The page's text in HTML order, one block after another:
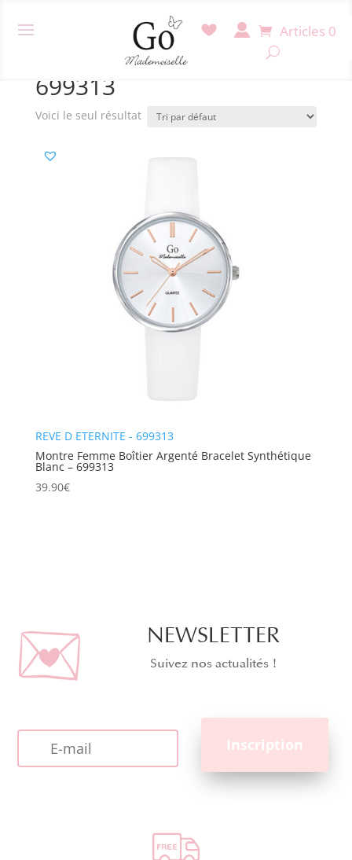
Articles 0
/ Produit Référence / 699313
699313
Voici le seul résultat
REVE D ETERNITE - 699313
Montre Femme Boîtier Argenté Bracelet Synthétique
Blanc – 699313
39.90€
NEWSLETTER
Suivez nos actualités !